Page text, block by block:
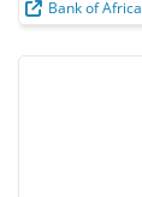
Bank of Africa